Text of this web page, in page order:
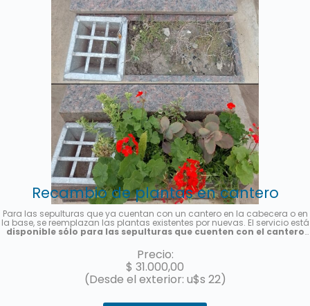
Recambio de plantas en cantero
Para las sepulturas que ya cuentan con un cantero en la cabecera o en
la base, se reemplazan las plantas existentes por nuevas. El servicio está
disponible sólo para las sepulturas que cuenten con el cantero
estación, la foto es meramente ilustrativa. Se enviará una foto del
servicio una vez finalizado.
Precio:
$ 31.000,00
(Desde el exterior: u$s 22)